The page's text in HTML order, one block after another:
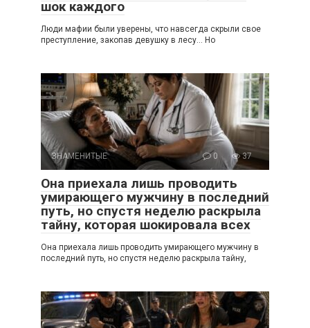
шок каждого
Люди мафии были уверены, что навсегда скрыли свое
преступление, закопав девушку в лесу… Но
ЗНАМЕНИТЫЕ 0 37
Она приехала лишь проводить
умирающего мужчину в последний
путь, но спустя неделю раскрыла
тайну, которая шокировала всех
Она приехала лишь проводить умирающего мужчину в
последний путь, но спустя неделю раскрыла тайну,